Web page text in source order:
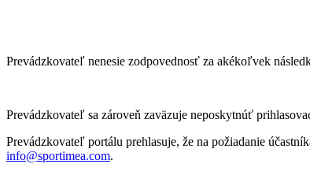
Prevádzkovateľ nenesie zodpovednosť za akékoľvek
Prevádzkovateľ sa zároveň zaväzuje neposkytnúť
Prevádzkovateľ portálu prehlasuje, že na požiadanie
info@sportimea.com.